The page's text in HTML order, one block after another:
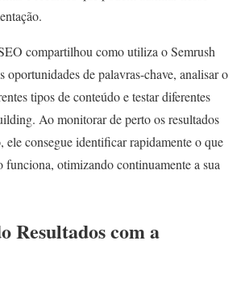
compartilhou como utiliza o Semrush
oportunidades de palavras-chave, analisar o
tipos de conteúdo e testar diferentes
Ao monitorar de perto os resultados
ele consegue identificar rapidamente o que
funciona, otimizando continuamente a sua
Resultados com a